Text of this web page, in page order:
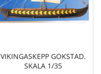
VIKINGASKEPP GOKSTAD.
SKALA 1/35